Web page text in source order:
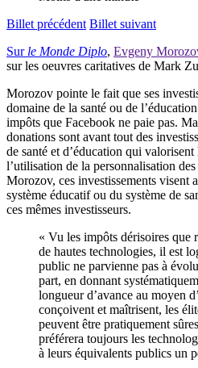
Billet précédent Billet suivant
Sur le Monde Diplo, Evgeny
sur les oeuvres caritatives de Mark
Morozov pointe le fait que ses
domaine de la santé ou de
impôts que Facebook ne paie pas.
donations sont avant tout des
de santé et d’éducation qui
l’utilisation de la personnalisation
Morozov, ces investissements visent
système éducatif ou du système de
ces mêmes investisseurs.
« Vu les impôts dérisoires que
de hautes technologies, il est
public ne parvienne pas à
part, en donnant
longueur d’avance au moyen
conçoivent et maîtrisent, les
peuvent être pratiquement
préférera toujours les
à leurs équivalents publics un